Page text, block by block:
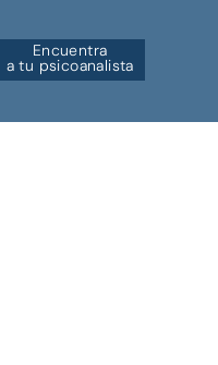
Encuentra
a tu psicoanalista